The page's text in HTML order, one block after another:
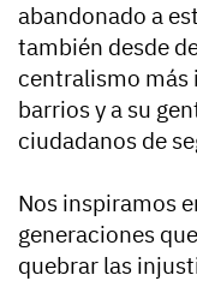
abandonado a
también desde
centralismo más
barrios y a su
ciudadanos de
Nos inspiramos
generaciones
quebrar las